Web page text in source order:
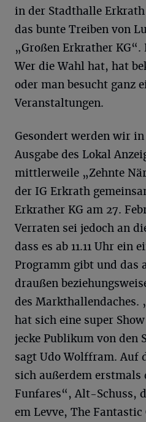
in der Stadthalle
das bunte Treiben von
„Großen Erkrather
Wer die Wahl hat, hat
oder man besucht ganz
Veranstaltungen.
Gesondert werden wir
Ausgabe des Lokal
mittlerweile „Zehnte
der IG Erkrath
Erkrather KG am 27.
Verraten sei jedoch an
dass es ab 11.11 Uhr ein
Programm gibt und das
draußen
des Markthallendaches.
hat sich eine super
jecke Publikum von den
sagt Udo Wolffram. Auf
sich außerdem erstmals
Funfares“, Alt-Schuss,
em Levve, The